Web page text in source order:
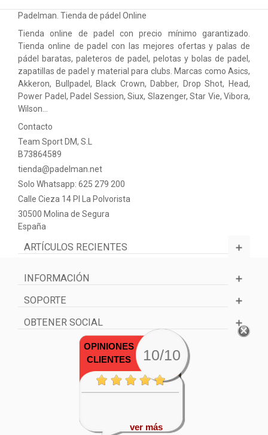
Padelman. Tienda de pádel Online
Tienda online de padel con precio mínimo garantizado.
Tienda online de padel con las mejores ofertas y palas de
pádel baratas, paleteros de padel, pelotas y bolas de padel,
zapatillas de padel y material para clubs. Marcas como Asics,
Akkeron, Bullpadel, Black Crown, Dabber, Drop Shot, Head,
Power Padel, Padel Session, Siux, Slazenger, Star Vie, Vibora,
Wilson…
Contacto
Team Sport DM, S.L
B73864589
tienda@padelman.net
Solo Whatsapp: 625 279 200
Calle Cieza 14 PI La Polvorista
30500 Molina de Segura
España
ARTÍCULOS RECIENTES
INFORMACIÓN
SOPORTE
OBTENER SOCIAL
OPINIONES
CLIENTES
10/10
ver más